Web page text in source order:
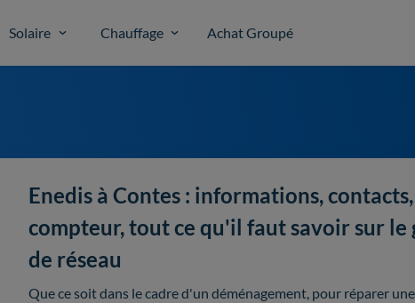
Solaire Chauffage Achat Groupé
Enedis à Contes : informations,
compteur, tout ce qu'il faut savoir sur le
de réseau
Que ce soit dans le cadre d'un déménagement, pour réparer